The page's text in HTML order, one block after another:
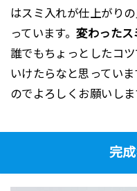
はスミ入れが仕上がり
っています。変わったス
誰でもちょっとしたコ
いけたらなと思っていま
のでよろしくお願いしま
完